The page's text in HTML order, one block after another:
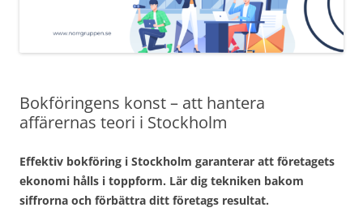
Bokföringens konst – att hantera
affärernas teori i Stockholm
Effektiv bokföring i Stockholm garanterar att företagets
ekonomi hålls i toppform. Lär dig tekniken bakom
siffrorna och förbättra ditt företags resultat.